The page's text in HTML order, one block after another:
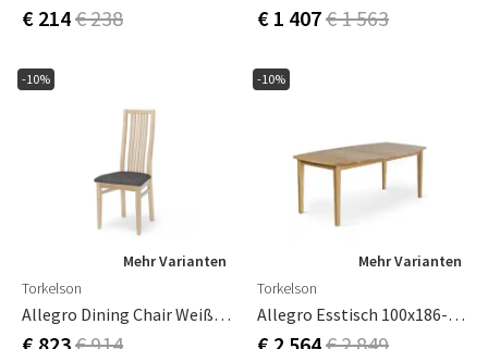
€ 214€ 238 € 1 407€ 1 563
-10%
Mehr Varianten
Torkelson
Allegro Dining Chair Weiß Geölte Eiche Mit Stoffsitz 2er-Pack
-10%
Mehr Varianten
Torkelson
Allegro Esstisch 100x186-286 Cm Eiche Furniert Geölt